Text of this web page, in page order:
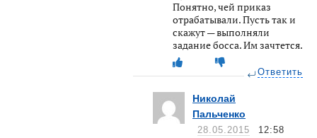
Понятно, чей приказ
отрабатывали. Пусть так и
скажут — выполняли
задание босса. Им зачтется.
Ответить
Николай
Пальченко
28.05.2015 12:58